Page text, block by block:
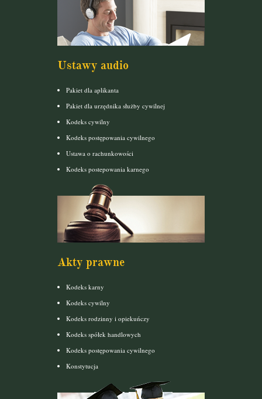
Ustawy audio
Pakiet dla aplikanta
Pakiet dla urzędnika służby cywilnej
Kodeks cywilny
Kodeks postępowania cywilnego
Ustawa o rachunkowości
Kodeks postepowania karnego
Akty prawne
Kodeks karny
Kodeks cywilny
Kodeks rodzinny i opiekuńczy
Kodeks spółek handlowych
Kodeks postępowania cywilnego
Konstytucja